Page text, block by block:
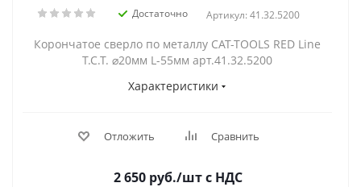
Достаточно Артикул: 41.32.5200
Корончатое сверло по металлу CAT-TOOLS RED Line
T.C.T. ⌀20мм L-55мм арт.41.32.5200
Характеристики
Отложить Сравнить
2 650руб./штс НДС